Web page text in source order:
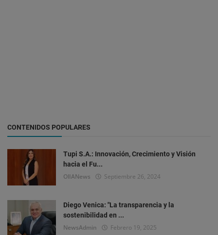
CONTENIDOS POPULARES
Tupi S.A.: Innovación, Crecimiento y Visión
hacia el Fu...
OlIANews Septiembre 26, 2024
Diego Venica: "La transparencia y la
sostenibilidad en ...
NewsAdmin Febrero 19, 2025